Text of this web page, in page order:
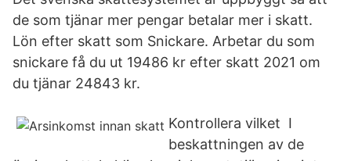
de som tjänar mer pengar betalar mer i skatt.
Lön efter skatt som Snickare. Arbetar du som
snickare få du ut 19486 kr efter skatt 2021 om
du tjänar 24843 kr.
Kontrollera vilket I
beskattningen av de